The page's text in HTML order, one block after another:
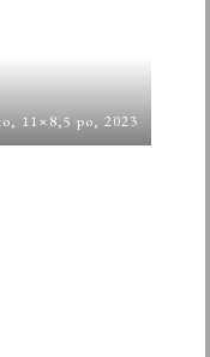
11×8,5 po, 2023